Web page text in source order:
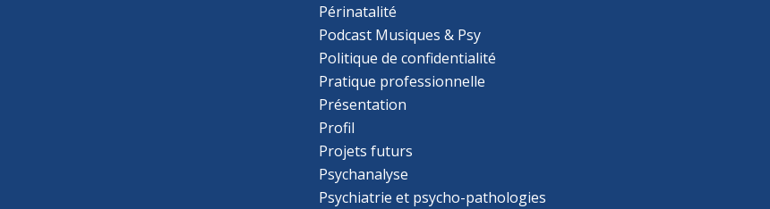
Périnatalité
Podcast Musiques & Psy
Politique de confidentialité
Pratique professionnelle
Présentation
Profil
Projets futurs
Psychanalyse
Psychiatrie et psycho-pathologies